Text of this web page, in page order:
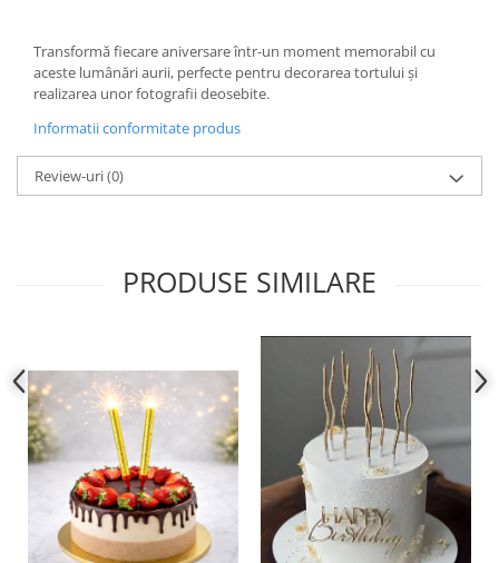
Transformă fiecare aniversare într-un moment memorabil cu
aceste lumânări aurii, perfecte pentru decorarea tortului și
realizarea unor fotografii deosebite.
Informatii conformitate produs
Review-uri(0)
PRODUSE SIMILARE